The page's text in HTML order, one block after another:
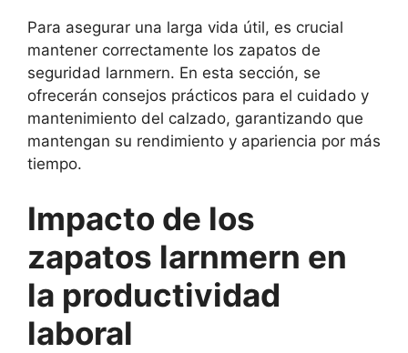
Para asegurar una larga vida útil, es crucial
mantener correctamente los zapatos de
seguridad larnmern. En esta sección, se
ofrecerán consejos prácticos para el cuidado y
mantenimiento del calzado, garantizando que
mantengan su rendimiento y apariencia por más
tiempo.
Impacto de los
zapatos larnmern en
la productividad
laboral